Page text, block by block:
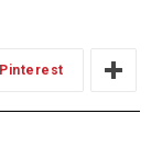
Pinterest